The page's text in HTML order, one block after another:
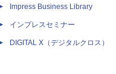
Impress Business Library
インプレスセミナー
DIGITAL X（デジタルクロス）